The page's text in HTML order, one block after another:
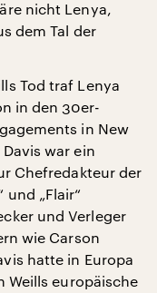
nicht Lenya,
dem Tal der
Tod traf Lenya
in den 30er-
in New
war ein
Chefredakteur der
„Flair“
und Verleger
wie Carson
hatte in Europa
Weills europäische